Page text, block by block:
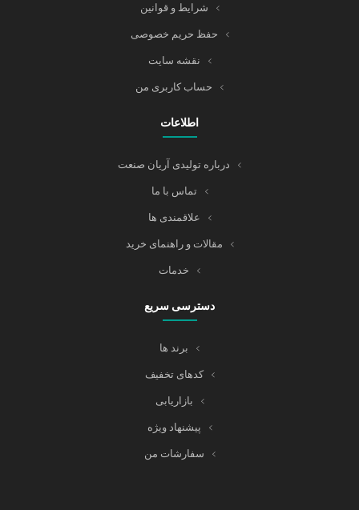
شرایط و قوانین
حفظ حریم خصوصی
نقشه سایت
حساب کاربری من
اطلاعات
درباره تولیدی آریان صنعت
تماس با ما
علاقمندی ها
مقالات و راهنمای خرید
خدمات
دسترسی سریع
برند ها
کدهای تخفیف
بازاریابی
پیشنهاد ویژه
سفارشات من